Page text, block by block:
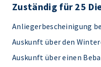
Zuständig für 25
Anliegerbescheinigung
Auskunft über den
Auskunft über einen